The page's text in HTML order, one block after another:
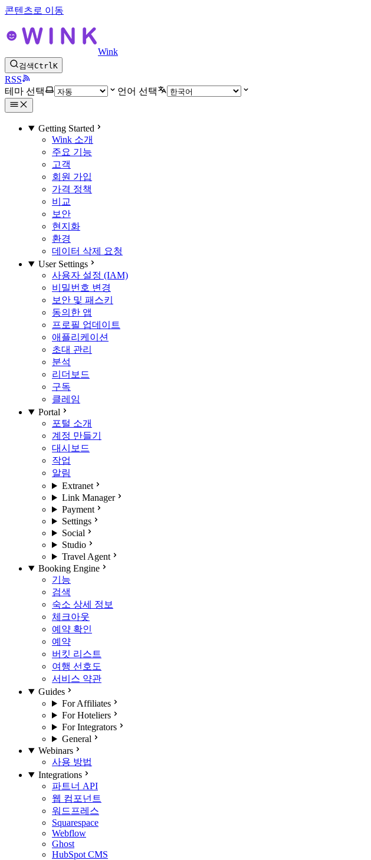
콘텐츠로 이동
Wink
검색CtrlK
RSS
테마 선택
언어 선택
Getting Started
Wink 소개
주요 기능
고객
회원 가입
가격 정책
비교
보안
현지화
환경
데이터 삭제 요청
User Settings
사용자 설정 (IAM)
비밀번호 변경
보안 및 패스키
동의한 앱
프로필 업데이트
애플리케이션
초대 관리
분석
리더보드
구독
클레임
Portal
포털 소개
계정 만들기
대시보드
작업
알림
Extranet
Link Manager
Payment
Settings
Social
Studio
Travel Agent
Booking Engine
기능
검색
숙소 상세 정보
체크아웃
예약 확인
예약
버킷 리스트
여행 선호도
서비스 약관
Guides
For Affiliates
For Hoteliers
For Integrators
General
Webinars
사용 방법
Integrations
파트너 API
웹 컴포넌트
워드프레스
Squarespace
Webflow
Ghost
HubSpot CMS